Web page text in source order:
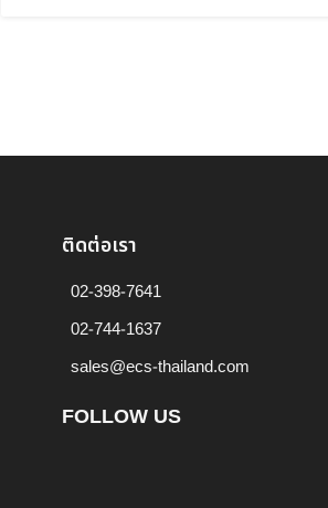
ติดต่อเรา
02-398-7641
02-744-1637
sales@ecs-thailand.com
FOLLOW US